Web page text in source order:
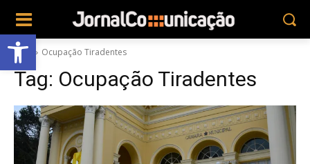
Abrir a barra de ferramentas
Tags Ocupação Tiradentes
Tag: Ocupação Tiradentes